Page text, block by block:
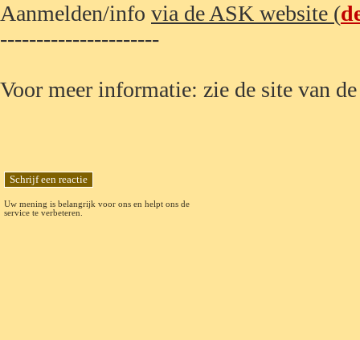
Aanmelden/info via de ASK website (
----------------------
Voor meer informatie: zie de site van de
Uw mening is belangrijk voor ons en helpt ons de
service te verbeteren.